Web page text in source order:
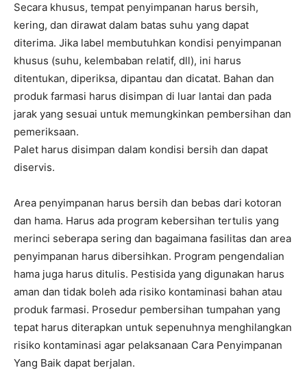
Secara khusus, tempat penyimpanan harus bersih,
kering, dan dirawat dalam batas suhu yang dapat
diterima. Jika label membutuhkan kondisi penyimpanan
khusus (suhu, kelembaban relatif, dll), ini harus
ditentukan, diperiksa, dipantau dan dicatat. Bahan dan
produk farmasi harus disimpan di luar lantai dan pada
jarak yang sesuai untuk memungkinkan pembersihan dan
pemeriksaan.
Palet harus disimpan dalam kondisi bersih dan dapat
diservis.
Area penyimpanan harus bersih dan bebas dari kotoran
dan hama. Harus ada program kebersihan tertulis yang
merinci seberapa sering dan bagaimana fasilitas dan area
penyimpanan harus dibersihkan. Program pengendalian
hama juga harus ditulis. Pestisida yang digunakan harus
aman dan tidak boleh ada risiko kontaminasi bahan atau
produk farmasi. Prosedur pembersihan tumpahan yang
tepat harus diterapkan untuk sepenuhnya menghilangkan
risiko kontaminasi agar pelaksanaan Cara Penyimpanan
Yang Baik dapat berjalan.